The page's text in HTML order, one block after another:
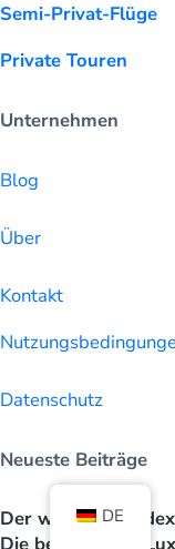
Semi-Privat-Flüge
Private Touren
Unternehmen
Blog
Über
Kontakt
Datenschutz
Neueste Beiträge
Der weltweite
Die beliebtesten
DE